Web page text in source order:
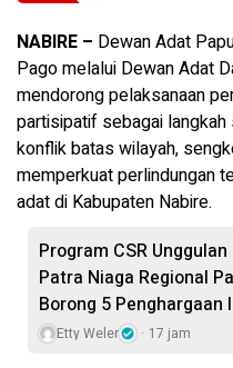
NABIRE – Dewan Adat
Pago melalui Dewan Adat
mendorong pelaksanaan
partisipatif sebagai
konflik batas wilayah,
memperkuat perlindungan
adat di Kabupaten Nabire.
Program CSR
Patra Niaga Regional
Borong 5 Penghargaan
Etty Weler 17 jam